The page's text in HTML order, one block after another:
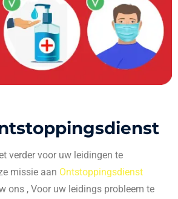
verder voor uw leidingen te
missie aan Ontstoppingsdienst
ons , Voor uw leidings probleem te